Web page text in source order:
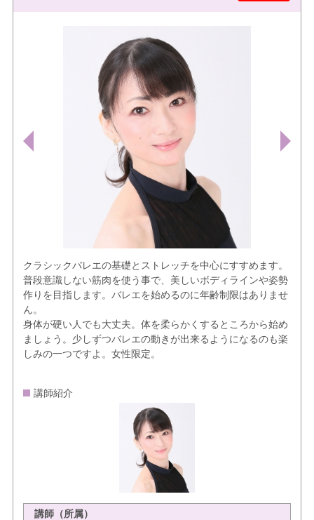
クラシックバレエの基礎とストレッチを中心にすすめます。
普段意識しない筋肉を使う事で、美しいボディラインや姿勢
作りを目指します。バレエを始めるのに年齢制限はありませ
ん。
身体が硬い人でも大丈夫。体を柔らかくするところから始め
ましょう。少しずつバレエの動きが出来るようになるのも楽
しみの一つですよ。女性限定。
講師紹介
講師（所属）